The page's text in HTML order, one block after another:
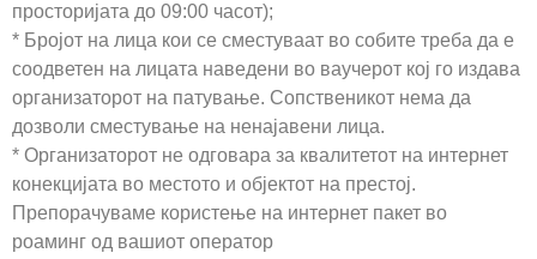
просторијата до 09:00 часот);
* Бројот на лица кои се сместуваат во собите треба да е
соодветен на лицата наведени во ваучерот кој го издава
организаторот на патување. Сопственикот нема да
дозволи сместување на ненајавени лица.
* Организаторот не одговара за квалитетот на интернет
конекцијата во местото и објектот на престој.
Препорачуваме користење на интернет пакет во
роаминг од вашиот оператор